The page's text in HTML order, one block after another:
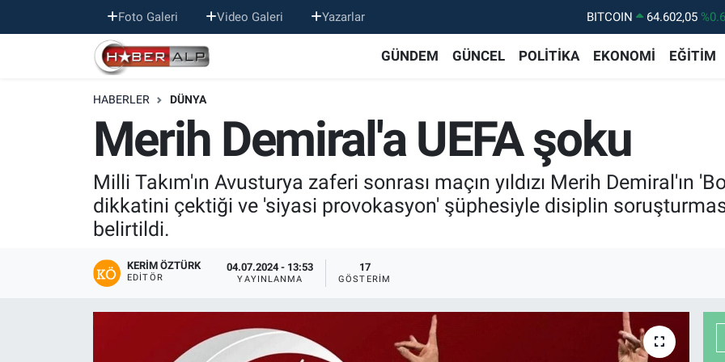
Foto Galeri Video Galeri Yazarlar BITCOIN 64.602,05
47,5986
%0.06
GRAM ALTIN
GÜNDEM GÜNCEL POLİTİKA EKONOMİ EĞİTİM
HABERLER DÜNYA
Merih Demiral'a UEFA şoku
Milli Takım'ın Avusturya zaferi sonrası maçın yıldızı Merih Demiral'ın
dikkatini çektiği ve 'siyasi provokasyon' şüphesiyle disiplin
belirtildi.
KERIM ÖZTÜRK
EDITÖR
04.07.2024 - 13:53
YAYINLANMA
17
GÖSTERIM
Nöbetçi Eczaneler
Hava Durumu
Trafik Durumu
Süper Lig Puan Durumu ve Fikstür
Tüm Manşetler
Son Dakika Haberleri
Haber Arşivi